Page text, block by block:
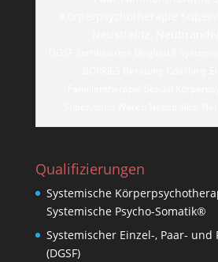
Qualifizierungen
Systemische
Systemische Psycho-Somatik®
Systemischer Einzel-, Paar-
(DGSF)